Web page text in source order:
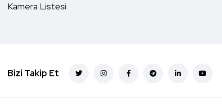
Kamera Listesi
Bizi Takip Et